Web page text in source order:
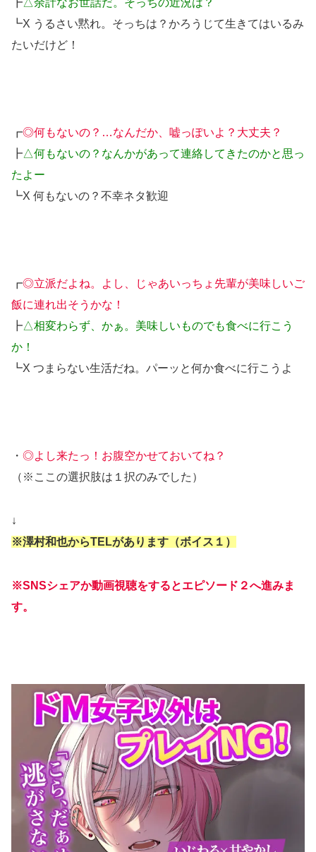
┗X うるさい黙れ。そっちは？かろうじて生きてはいるみ
たいだけど！
┏◎何もないの？…なんだか、嘘っぽいよ？大丈夫？
┣△何もないの？なんかがあって連絡してきたのかと思っ
たよー
┗X 何もないの？不幸ネタ歓迎
┏◎立派だよね。よし、じゃあいっちょ先輩が美味しいご
飯に連れ出そうかな！
┣△相変わらず、かぁ。美味しいものでも食べに行こう
か！
┗X つまらない生活だね。パーッと何か食べに行こうよ
・ ◎よし来たっ！お腹空かせておいてね？
（※ここの選択肢は１択のみでした）
↓
※澤村和也からTELがあります（ボイス１）
※SNSシェアか動画視聴をするとエピソード２へ進みま
す。